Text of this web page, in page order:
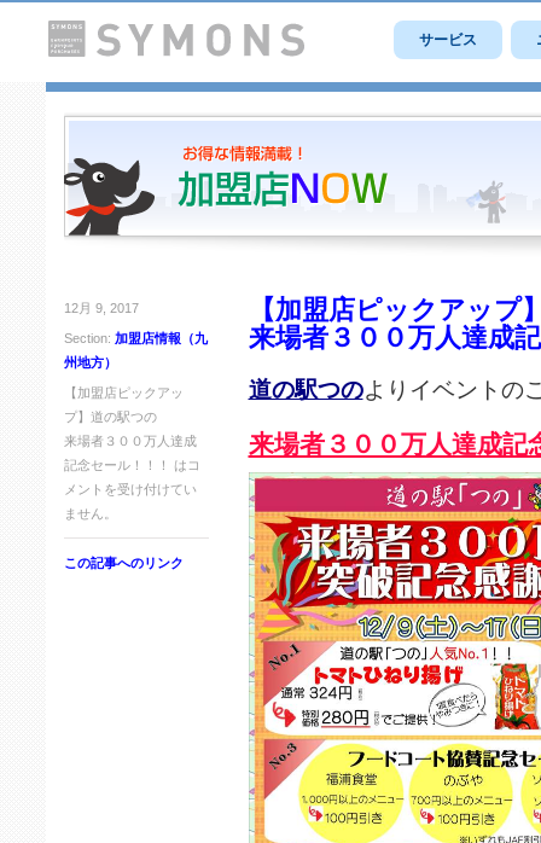
サービス
12月 9, 2017
Section: 加盟店情報（九
州地方）
【加盟店ピックアッ
プ】道の駅つの
来場者３００万人達成
記念セール！！！ は コ
メントを受け付けてい
ません。
この記事へのリンク
【加盟店ピックアップ
来場者３００万人達成
道の駅つのよりイベントの
来場者３００万人達成記